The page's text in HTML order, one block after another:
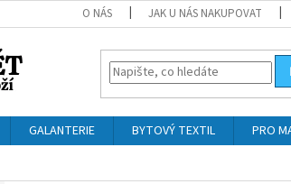
O NÁS JAK U NÁS NAKUPOVAT
GALANTERIE BYTOVÝ TEXTIL PRO